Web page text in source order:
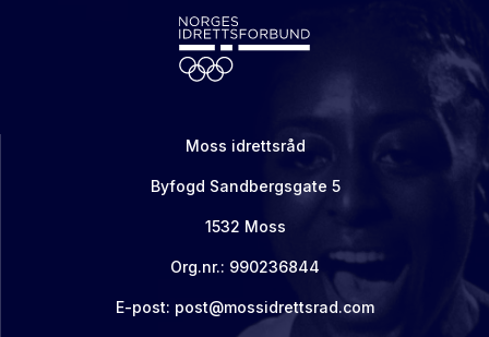
Moss idrettsråd
Byfogd Sandbergsgate 5
1532 Moss
Org.nr.: 990236844
E-post: post@mossidrettsrad.com